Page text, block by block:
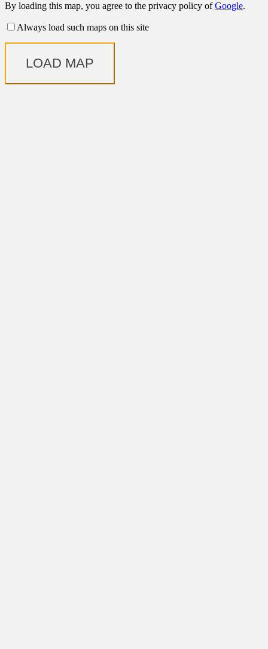
By loading this map, you agree to the privacy policy ofGoogle.
Always load such maps on this site
LOAD MAP